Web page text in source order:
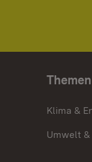
Themen
Klima &
Umwelt